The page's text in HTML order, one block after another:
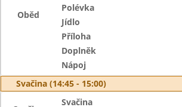
Oběd
Polévka
Jídlo
Příloha
Doplněk
Nápoj
Svačina (14:45 - 15:00)
Svačina